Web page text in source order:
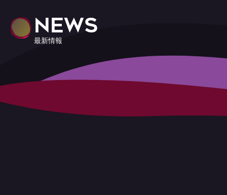
NEWS
最新情報